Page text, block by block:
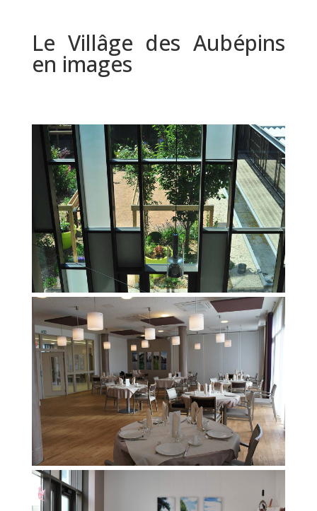
Le Villâge des Aubépins
en images